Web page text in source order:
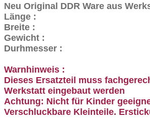
Neu Original DDR Ware aus
Länge :
Breite :
Gewicht :
Durhmesser :
Warnhinweis :
Dieses Ersatzteil muss
Werkstatt eingebaut werden
Achtung: Nicht für Kinder
Verschluckbare Kleinteile.